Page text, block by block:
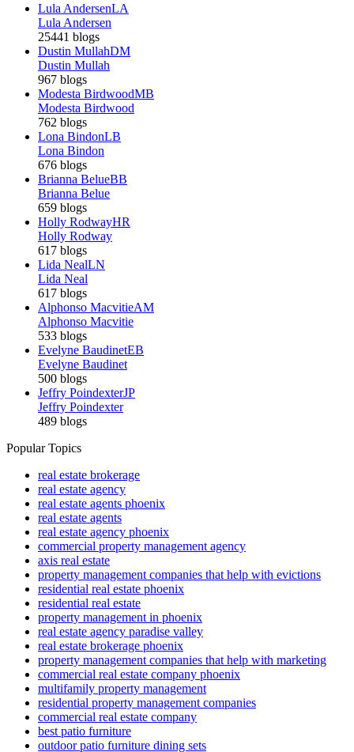
Lula AndersenLA
Lula Andersen
25441 blogs
Dustin MullahDM
Dustin Mullah
967 blogs
Modesta BirdwoodMB
Modesta Birdwood
762 blogs
Lona BindonLB
Lona Bindon
676 blogs
Brianna BelueBB
Brianna Belue
659 blogs
Holly RodwayHR
Holly Rodway
617 blogs
Lida NealLN
Lida Neal
617 blogs
Alphonso MacvitieAM
Alphonso Macvitie
533 blogs
Evelyne BaudinetEB
Evelyne Baudinet
500 blogs
Jeffry PoindexterJP
Jeffry Poindexter
489 blogs
Popular Topics
real estate brokerage
real estate agency
real estate agents phoenix
real estate agents
real estate agency phoenix
commercial property management agency
axis real estate
property management companies that help with evictions
residential real estate phoenix
residential real estate
property management in phoenix
real estate agency paradise valley
real estate brokerage phoenix
property management companies that help with marketing
commercial real estate company phoenix
multifamily property management
residential property management companies
commercial real estate company
best patio furniture
outdoor patio furniture dining sets